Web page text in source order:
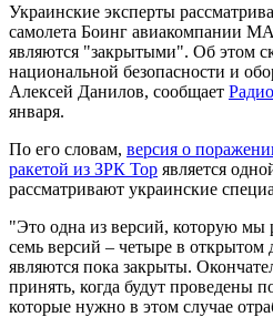
Украинские эксперты
самолета Боинг авиакомпании
являются "закрытыми". Об этом
национальной безопасности и
Алексей Данилов, сообщает
января.
По его словам, версия о
ракетой из ЗРК Тор является
рассматривают украинские
"Это одна из версий, которую мы
семь версий – четыре в открытом
являются пока закрыты.
принять, когда будут проведены
которые нужно в этом случае